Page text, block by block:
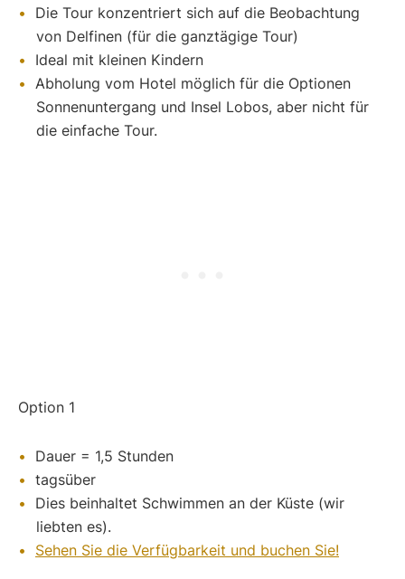
Die Tour konzentriert sich auf die Beobachtung
von Delfinen (für die ganztägige Tour)
Ideal mit kleinen Kindern
Abholung vom Hotel möglich für die Optionen
Sonnenuntergang und Insel Lobos, aber nicht für
die einfache Tour.
Option 1
Dauer = 1,5 Stunden
tagsüber
Dies beinhaltet Schwimmen an der Küste (wir
liebten es).
Sehen Sie die Verfügbarkeit und buchen Sie!